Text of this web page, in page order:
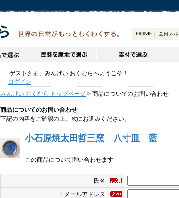
ゲストさま、みんげい おくむらへようこそ！
ログイン
みんげい おくむら トップページ > 商品についてのお問い合わせ
商品についてのお問い合わせ
下記の内容をご確認の上、次にお進みください。
小石原焼太田哲三窯 八寸皿 藍
この商品について問い合わせます
氏名
Eメールアドレス